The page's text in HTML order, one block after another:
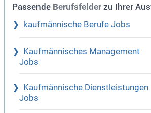
Passende Berufsfelder zu Ihrer
kaufmännische Berufe Jobs
Kaufmännisches Management
Jobs
Kaufmännische Dienstleistungen
Jobs